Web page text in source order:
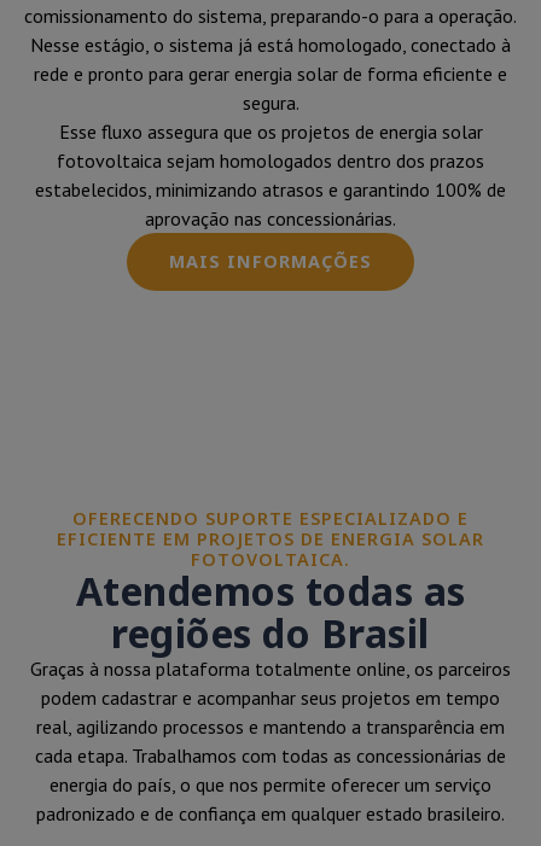
comissionamento do sistema, preparando-o para a operação.
Nesse estágio, o sistema já está homologado, conectado à
rede e pronto para gerar energia solar de forma eficiente e
segura.
Esse fluxo assegura que os projetos de energia solar
fotovoltaica sejam homologados dentro dos prazos
estabelecidos, minimizando atrasos e garantindo 100% de
aprovação nas concessionárias.
MAIS INFORMAÇÕES
OFERECENDO SUPORTE ESPECIALIZADO E
EFICIENTE EM PROJETOS DE ENERGIA SOLAR
FOTOVOLTAICA.
Atendemos todas as
regiões do Brasil
Graças à nossa plataforma totalmente online, os parceiros
podem cadastrar e acompanhar seus projetos em tempo
real, agilizando processos e mantendo a transparência em
cada etapa. Trabalhamos com todas as concessionárias de
energia do país, o que nos permite oferecer um serviço
padronizado e de confiança em qualquer estado brasileiro.